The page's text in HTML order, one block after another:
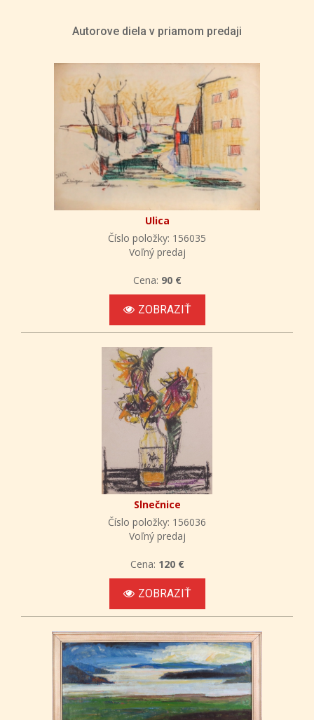
Autorove diela v priamom predaji
Ulica
Číslo položky: 156035
Voľný predaj
Cena: 90 €
ZOBRAZIŤ
Slnečnice
Číslo položky: 156036
Voľný predaj
Cena: 120 €
ZOBRAZIŤ